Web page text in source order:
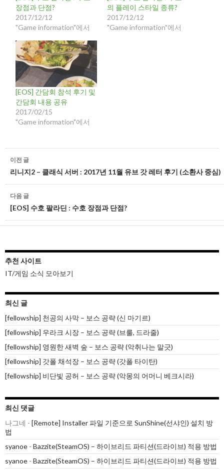
장점과 단점?
2017/12/12
"Game information"에서
의 플레이 스타일 종류?
2017/12/12
"Game information"에서
[EOS] 간담회 참석 후기 및
간담회 내용 공유
2017/02/15
"Game information"에서
글
네
비
게
이
이전 글
리니지2 – 클래식 서버 : 2017년 11월 유브 갓 레터 후기 (소환사 중심)
다음 글
[EOS] 수호 팔라딘 : 수호 장점과 단점?
추천 사이트
IT/게임 소식 모아보기
최신 글
[fellowship] 천공의 사막 – 보스 공략 (신 마기르)
[fellowship] 우라크 시장 – 보스 공략 (브룰, 드라줄)
[fellowship] 영원한 새벽 숲 – 보스 공략 (악취나는 말긋)
[fellowship] 갓폴 채석장 – 보스 공략 (갓폴 타이탄)
[fellowship] 비단빛 공허 – 보스 공략 (악몽의 어머니 베크시라)
최신 댓글
나그네 - [Remote] Installer 파일 기준으로 SunShine(선샤인) 설치 방
법
syanoe - Bazzite(SteamOS) – 하이브리드 파티션(드라이브) 적용 방법
syanoe - Bazzite(SteamOS) – 하이브리드 파티션(드라이브) 적용 방법